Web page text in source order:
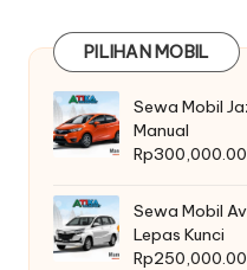
c
e
b
o
o
k
a
ts
A
p
p
ar
e
PILIHAN MOBIL
Sewa Mobil
Manual
Rp300,000.00
Sewa Mobil
Lepas Kunci
Rp250,000.00